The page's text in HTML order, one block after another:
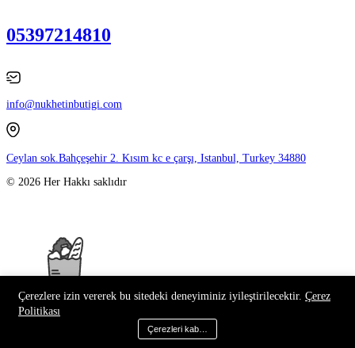
05397214810
info@nukhetinbutigi.com
Ceylan sok.Bahçeşehir 2. Kısım kc e çarşı, Istanbul, Turkey 34880
© 2026 Her Hakkı saklıdır
Çerezlere izin vererek bu sitedeki deneyiminiz iyileştirilecektir. Çerez
Politikası
Çerezleri kabul et